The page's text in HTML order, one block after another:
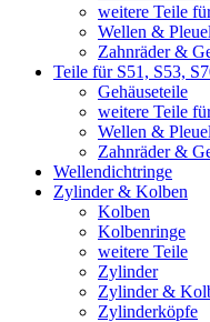
weitere Teile
Wellen &
Zahnräder &
Teile für S51, S53,
Gehäuseteile
weitere Teile
Wellen &
Zahnräder &
Wellendichtringe
Zylinder & Kolben
Kolben
Kolbenringe
weitere Teile
Zylinder
Zylinder &
Zylinderköpfe